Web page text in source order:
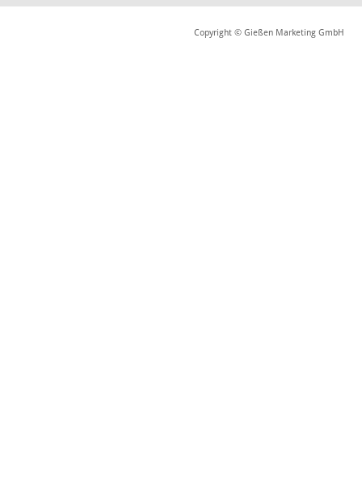
Copyright © Gießen Marketing GmbH